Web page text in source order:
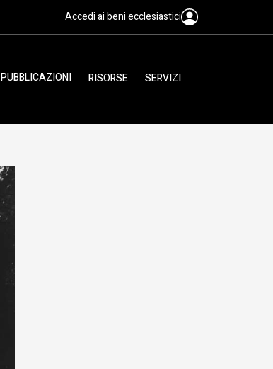
Accedi ai beni ecclesiastici
PUBBLICAZIONI RISORSE SERVIZI